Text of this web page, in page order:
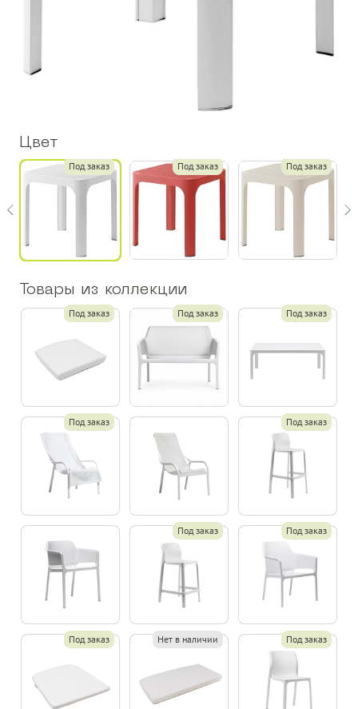
Цвет
Под заказ Под заказ Под заказ
Товары из коллекции
Под заказ Под заказ Под заказ
Под заказ Под заказ
Под заказ Под заказ
Под заказ Нет в наличии Под заказ